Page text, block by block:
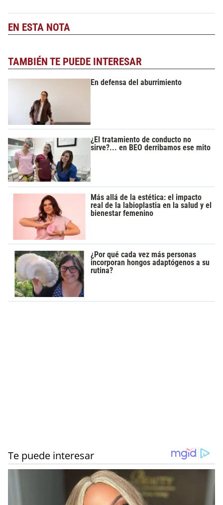
EN ESTA NOTA
TAMBIÉN TE PUEDE INTERESAR
En defensa del aburrimiento
¿El tratamiento de conducto no
sirve?... en BEO derribamos ese mito
Más allá de la estética: el impacto
real de la labioplastia en la salud y el
bienestar femenino
¿Por qué cada vez más personas
incorporan hongos adaptógenos a su
rutina?